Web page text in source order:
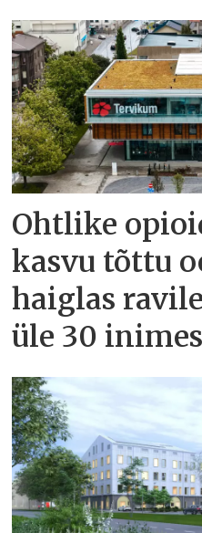
Ohtlike
kasvu tõttu
haiglas
üle 30